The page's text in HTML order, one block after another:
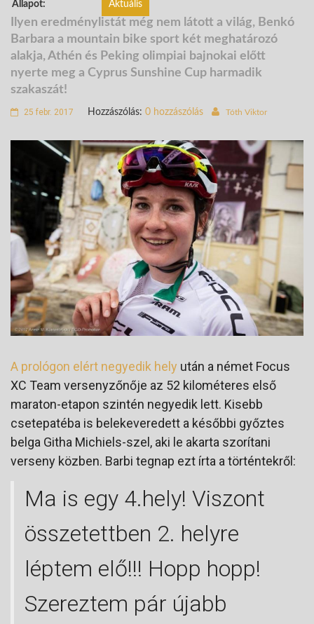
Állapot: Aktuális
Ilyen eredménylistát még nem látott a világ, Benkó
Barbara a mountain bike sport két meghatározó
alakja, Athén és Peking olimpiai bajnokai előtt
nyerte meg a Cyprus Sunshine Cup harmadik
szakaszát!
25 febr. 2017 Hozzászólás: 0 hozzászólás Tóth Viktor
A prológon elért negyedik hely után a német Focus
XC Team versenyzőnője az 52 kilométeres első
maraton-etapon szintén negyedik lett. Kisebb
csetepatéba is belekeveredett a későbbi győztes
belga Githa Michiels-szel, aki le akarta szorítani
verseny közben. Barbi tegnap ezt írta a történtekről:
Ma is egy 4.hely! Viszont
összetettben 2. helyre
léptem elő!!! Hopp hopp!
Szereztem pár újabb